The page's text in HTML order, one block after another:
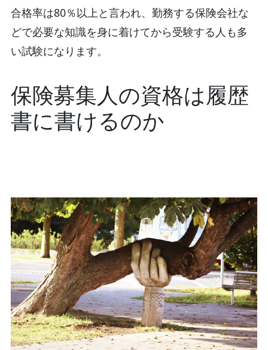
合格率は80％以上と言われ、勤務する保険会社な
どで必要な知識を身に着けてから受験する人も多
い試験になります。
保険募集人の資格は履歴
書に書けるのか